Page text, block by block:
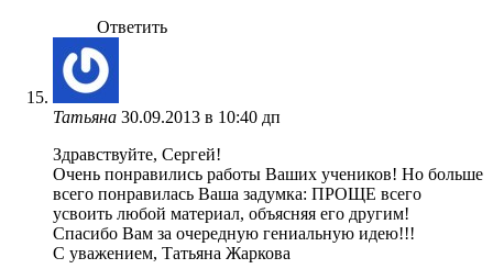
Ответить
Татьяна 30.09.2013 в 10:40 дп
Здравствуйте, Сергей!
Очень понравились работы Ваших учеников! Но больше
всего понравилась Ваша задумка: ПРОЩЕ всего
усвоить любой материал, объясняя его другим!
Спасибо Вам за очередную гениальную идею!!!
С уважением, Татьяна Жаркова